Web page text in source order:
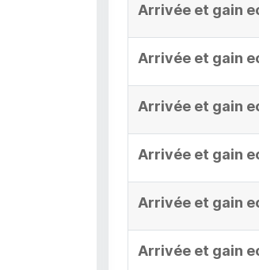
Arrivée et gain
Arrivée et gain
Arrivée et gain
Arrivée et gain
Arrivée et gain
Arrivée et gain